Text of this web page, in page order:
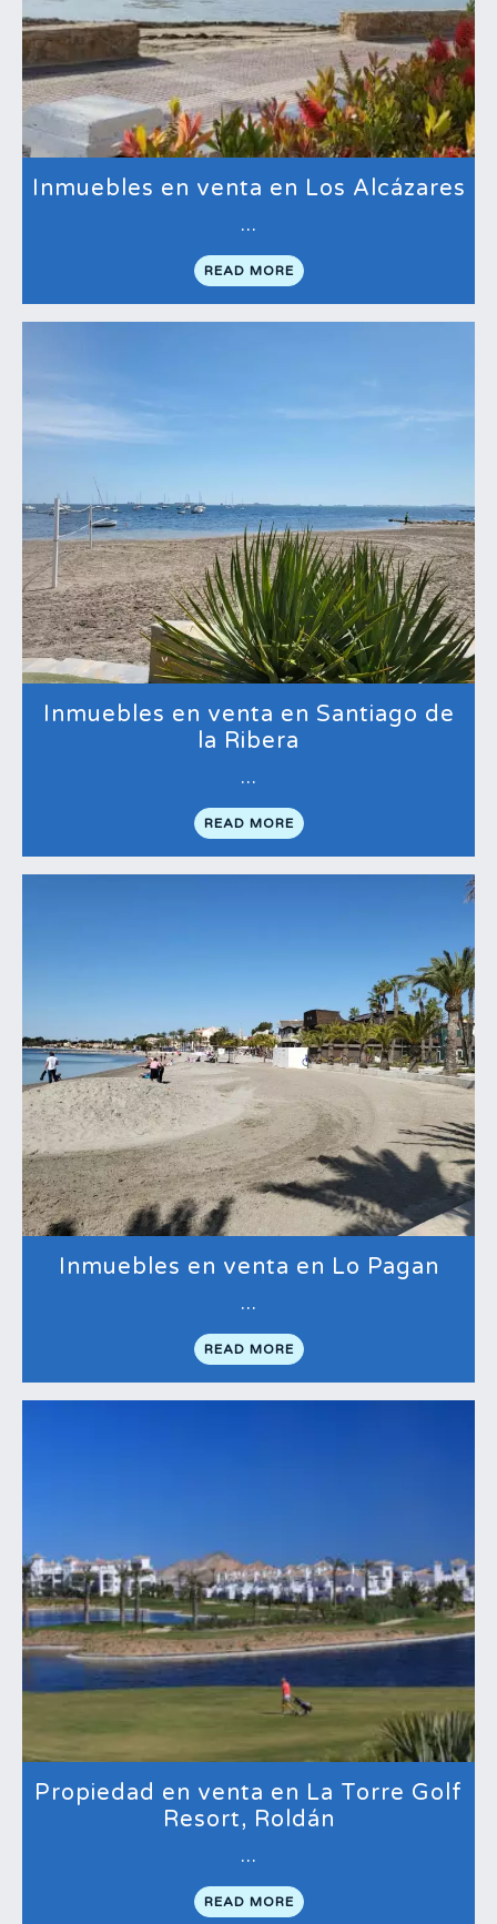
Inmuebles en venta en Los Alcázares
…
READ MORE
Inmuebles en venta en Santiago de
la Ribera
…
READ MORE
Inmuebles en venta en Lo Pagan
…
READ MORE
Propiedad en venta en La Torre Golf
Resort, Roldán
…
READ MORE